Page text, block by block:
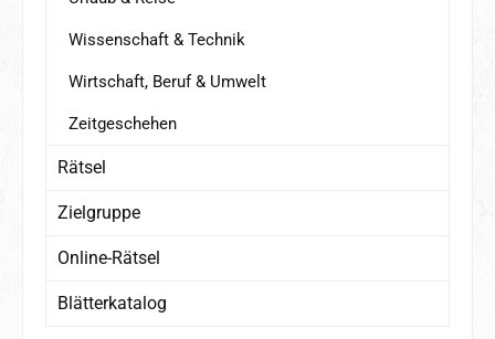
Wissenschaft & Technik
Wirtschaft, Beruf & Umwelt
Zeitgeschehen
Rätsel
Zielgruppe
Online-Rätsel
Blätterkatalog